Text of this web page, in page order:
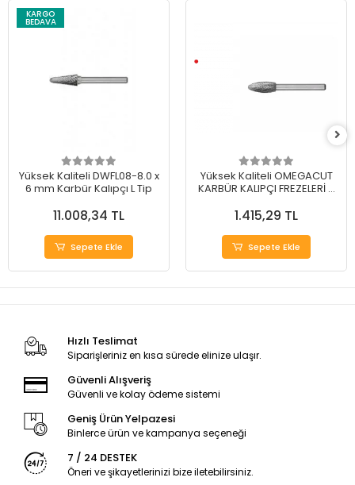
KARGO
BEDAVA
Yüksek Kaliteli DWFL08-8.0 x
6 mm Karbür Kalıpçı L Tip
11.008,34 TL
Sepete Ekle
Yüksek Kaliteli OMEGACUT
KARBÜR KALIPÇI FREZELERİ H
1.415,29 TL
Sepete Ekle
Hızlı Teslimat
Siparişleriniz en kısa sürede elinize ulaşır.
Güvenli Alışveriş
Güvenli ve kolay ödeme sistemi
Geniş Ürün Yelpazesi
Binlerce ürün ve kampanya seçeneği
7 / 24 DESTEK
Öneri ve şikayetlerinizi bize iletebilirsiniz.